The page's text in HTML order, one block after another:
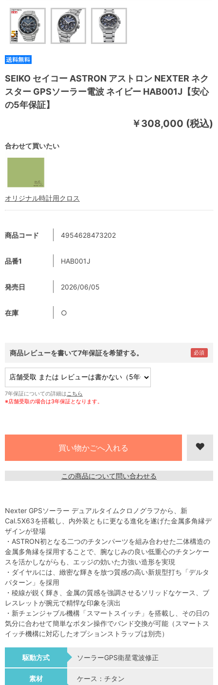
SEIKO セイコー ASTRON アストロン NEXTER ネク
スター GPSソーラー電波 ネイビー HAB001J【安心
の5年保証】
￥308,000 (税込)
商品コード 4954628473202
品番1 HAB001J
発売日 2026/06/05
在庫 ○
商品レビューを書いて7年保証を希望する。
7年保証についての詳細は こちら
※店舗受取の場合は3年保証となります。
この商品について問い合わせる
合わせて買いたい
オリジナル時計用クロス
Nexter GPSソーラー デュアルタイムクロノグラフから、新
Cal.5X63を搭載し、内外装ともに更なる進化を遂げた金属多角縁デ
ザインが登場
・ASTRON初となる二つのチタンパーツを組み合わせた二体構造の
金属多角縁を採用することで、腕なじみの良い低重心のチタンケー
スを活かしながらも、エッジの効いた力強い造形を実現
・ダイヤルには、緻密な輝きを放つ質感の高い新規型打ち「デルタ
パターン」を採用
・稜線が鋭く輝き、金属の質感を強調させるソリッドなケース、ブ
レスレットが腕元で精悍な印象を演出
・新チェンジャブル機構「スマートスイッチ」を搭載し、その日の
気分に合わせて簡単なボタン操作でバンド交換が可能（スマートス
イッチ機構に対応したオプションストラップは別売）
駆動方式 ソーラーGPS衛星電波修正
素材
ケース：チタン